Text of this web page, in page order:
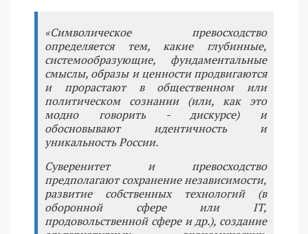
«Символическое превосходство
определяется тем, какие глубинные,
системообразующие, фундаментальные
смыслы, образы и ценности продвигаются
и прорастают в общественном или
политическом сознании (или, как это
модно говорить - дискурсе) и
обосновывают идентичность и
уникальность России.
Суверенитет и превосходство
предполагают сохранение независимости,
развитие собственных технологий (в
оборонной сфере или IT,
продовольственной сфере и др.), создание